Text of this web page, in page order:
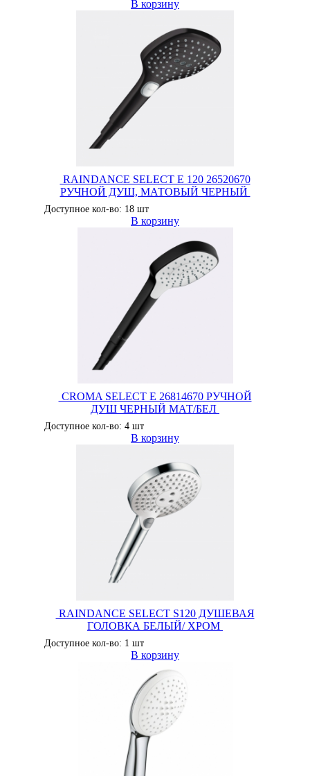
В корзину
RAINDANCE SELECT E 120 26520670
РУЧНОЙ ДУШ, МАТОВЫЙ ЧЕРНЫЙ
Доступное кол-во: 18 шт
В корзину
CROMA SELECT E 26814670 РУЧНОЙ
ДУШ ЧЕРНЫЙ МАТ/БЕЛ
Доступное кол-во: 4 шт
В корзину
RAINDANCE SELECT S120 ДУШЕВАЯ
ГОЛОВКА БЕЛЫЙ/ ХРОМ
Доступное кол-во: 1 шт
В корзину